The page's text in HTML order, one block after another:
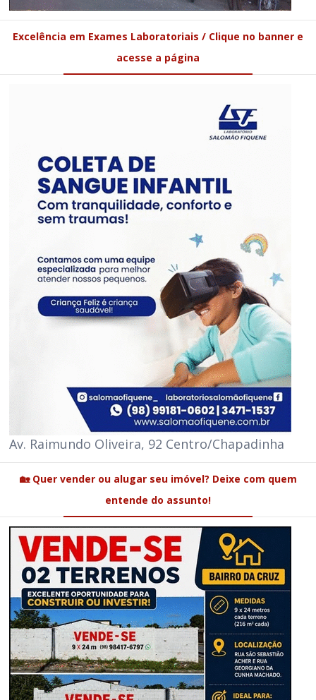
Excelência em Exames Laboratoriais / Clique no banner e
acesse a página
Av. Raimundo Oliveira, 92 Centro/Chapadinha
🏡 Quer vender ou alugar seu imóvel? Deixe com quem
entende do assunto!